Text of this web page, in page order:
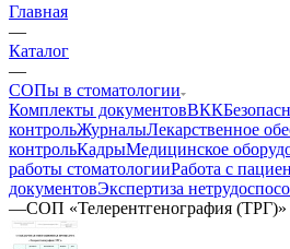
Главная
—
Каталог
—
СОПы в стоматологии
Комплекты документовВКК
контрольЖурналыЛекарственное
контрольКадрыМедицинское
работы стоматологииРабота с
документовЭкспертиза
—СОП «Телерентгенография (ТРГ)»